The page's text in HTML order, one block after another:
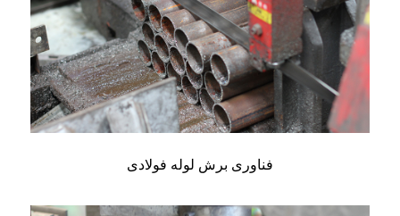
فناوری برش لوله فولادی